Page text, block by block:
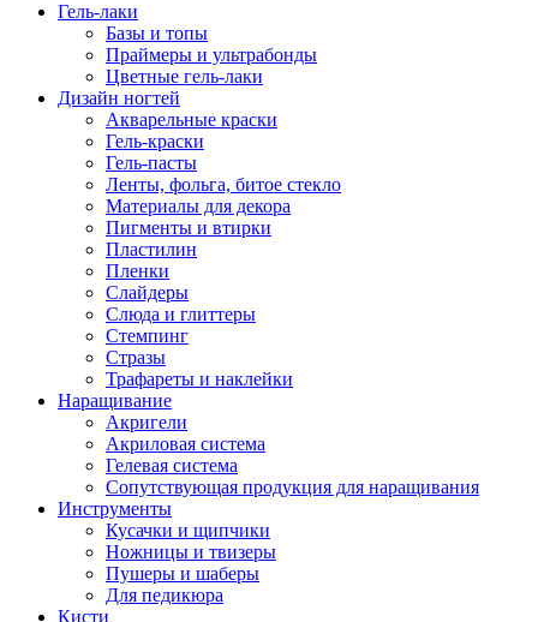
Гель-лаки
Базы и топы
Праймеры и ультрабонды
Цветные гель-лаки
Дизайн ногтей
Акварельные краски
Гель-краски
Гель-пасты
Ленты, фольга, битое стекло
Материалы для декора
Пигменты и втирки
Пластилин
Пленки
Слайдеры
Слюда и глиттеры
Стемпинг
Стразы
Трафареты и наклейки
Наращивание
Акригели
Акриловая система
Гелевая система
Сопутствующая продукция для наращивания
Инструменты
Кусачки и щипчики
Ножницы и твизеры
Пушеры и шаберы
Для педикюра
Кисти